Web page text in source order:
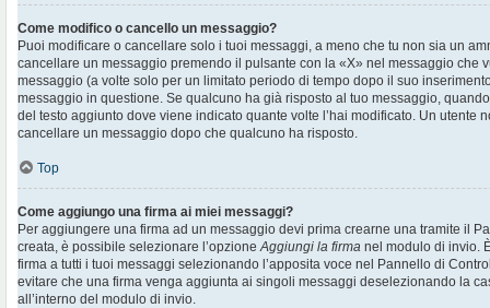
Come modifico o cancello un messaggio?
Puoi modificare o cancellare solo i tuoi messaggi, a meno che tu non sia un
cancellare un messaggio premendo il pulsante con la «X» nel messaggio che
messaggio (a volte solo per un limitato periodo di tempo dopo il suo
messaggio in questione. Se qualcuno ha già risposto al tuo messaggio,
del testo aggiunto dove viene indicato quante volte l’hai modificato. Un utente
cancellare un messaggio dopo che qualcuno ha risposto.
Top
Come aggiungo una firma ai miei messaggi?
Per aggiungere una firma ad un messaggio devi prima crearne una tramite il
creata, è possibile selezionare l’opzioneAggiungi la firma nel modulo di invio.
firma a tutti i tuoi messaggi selezionando l’apposita voce nel Pannello di
evitare che una firma venga aggiunta ai singoli messaggi deselezionando la
all’interno del modulo di invio.